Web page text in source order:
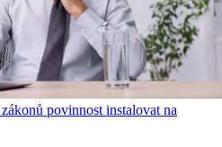
povinnost instalovat na